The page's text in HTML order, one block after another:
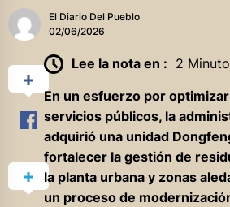
El Diario Del Pueblo
02/06/2026
Lee la nota en : 2
En un esfuerzo por
servicios públicos, la
adquirió una unidad
fortalecer la gestión de
la planta urbana y zonas
un proceso de